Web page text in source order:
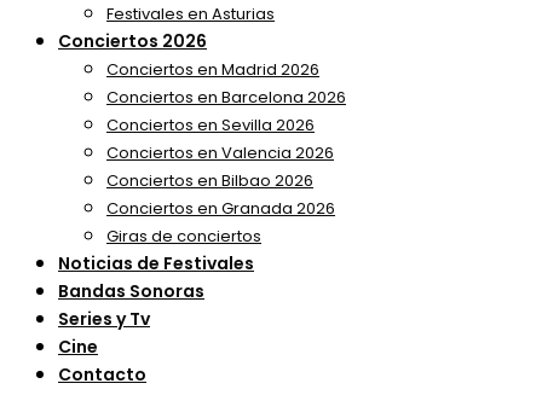
Festivales en Asturias
Conciertos 2026
Conciertos en Madrid 2026
Conciertos en Barcelona 2026
Conciertos en Sevilla 2026
Conciertos en Valencia 2026
Conciertos en Bilbao 2026
Conciertos en Granada 2026
Giras de conciertos
Noticias de Festivales
Bandas Sonoras
Series y Tv
Cine
Contacto